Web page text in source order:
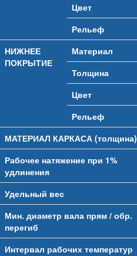
Цвет
Рельеф
НИЖНЕЕ
ПОКРЫТИЕ
Материал
Толщина
Цвет
Рельеф
МАТЕРИАЛ КАРКАСА (толщина)
Рабочее натяжение при 1%
удлинения
Удельный вес
Мин. диаметр вала прям / обр.
перегиб
Интервал рабочих температур